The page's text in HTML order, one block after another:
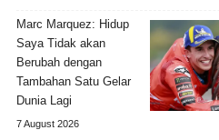
Marc Marquez: Hidup
Saya Tidak akan
Berubah dengan
Tambahan Satu Gelar
Dunia Lagi
7 August 2026